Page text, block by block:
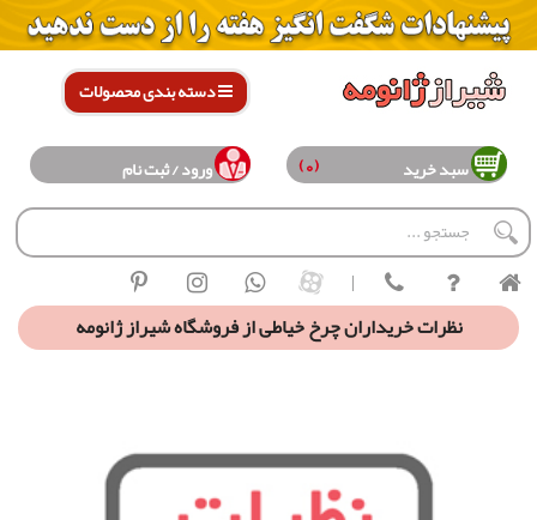
دسته بندی محصولات
سبد خرید (0) ورود / ثبت نام
|
نظرات خریداران چرخ خیاطی از فروشگاه شیراز ژانومه